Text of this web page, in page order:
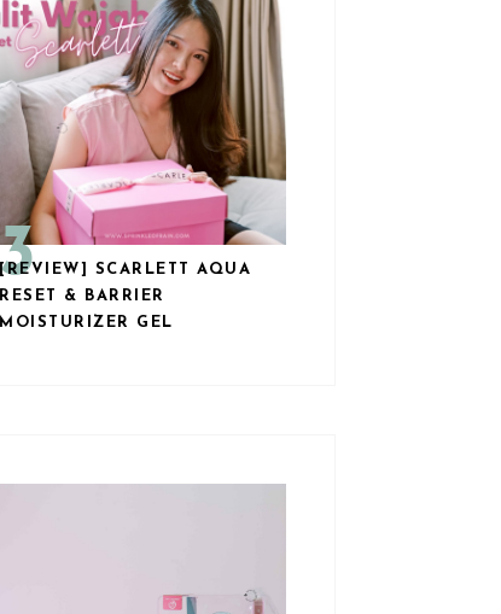
[REVIEW] SCARLETT AQUA
RESET & BARRIER
MOISTURIZER GEL